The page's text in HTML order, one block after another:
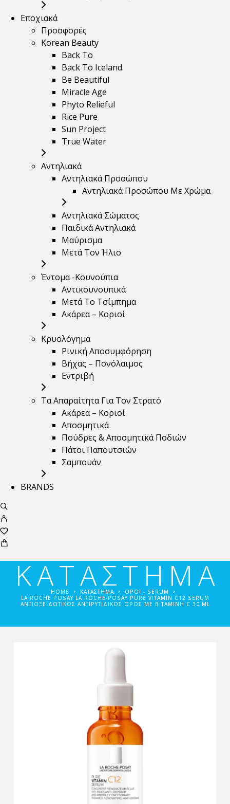
Εποχιακά
Προσφορές
Korean Beauty
Back To
Back To Iceland
Be Beautiful
Miracle Age
Phyto Relieful
Rice Pure
Sun Project
True Water
Αντηλιακά
Αντηλιακά Προσώπου
Αντηλιακά Προσώπου Με Χρώμα
Αντηλιακά Σώματος
Παιδικά Αντηλιακά
Μαύρισμα
Mετά Τον Ήλιο
Έντομα -Κουνούπια
Αντικουνουπικά
Μετά Το Τσίμπημα
Ακάρεα – Κοριοί
Κρυολόγημα
Ρινική Αποσυμφόρηση
Βήχας – Πονόλαιμος
Εντριβή
Τα Απαραίτητα Για Τον Στρατό
Ακάρεα – Κοριοί
Αποσμητικά
Πούδρες & Αποσμητικά Ποδιών
Πάτοι Παπουτσιών
Σαμπουάν
BRANDS
ΚΑΤΑΣΤΗΜΑ
HOME ΚΑΤΑΣΤΗΜΑ
ΟΡΟΊ - SERUM
LA ROCHE POSAY LA ROCHE-POSAY PURE VITAMIN C12 SERUM
AΝΤΙΟΞΕΙΔΩΤΙΚΌΣ ΑΝΤΙΡΥΤΙΔΙΚΌΣ ΟΡΌΣ ΜΕ ΒΙΤΑΜΊΝΗ C 30 ML